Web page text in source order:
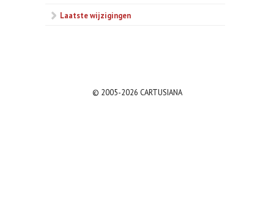
Laatste wijzigingen
© 2005-2026 CARTUSIANA